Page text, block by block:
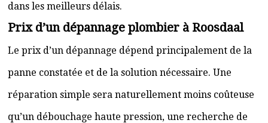
dans les meilleurs délais.
Prix d’un dépannage plombier à Roosdaal
Le prix d’un dépannage dépend principalement de la
panne constatée et de la solution nécessaire. Une
réparation simple sera naturellement moins coûteuse
qu’un débouchage haute pression, une recherche de